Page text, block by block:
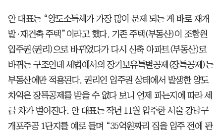
안 대표는 “양도소득세가 가장 많이 문제 되는 게 바로 재개
발·재건축 주택”이라고 했다. 기존 주택(부동산)이 조합원
입주권(권리)으로 바뀌었다가 다시 신축 아파트(부동산)로
바뀌는 구조인데 세법에서의 장기보유특별공제(장특공제)는
부동산에만 적용된다. 권리인 입주권 상태에서 발생한 양도
차익은 장특공제를 받을 수 없다 보니 언제 파는지에 따라 세
금 차가 벌어진다. 안 대표는 작년 11월 입주한 서울 강남구
개포주공 1단지를 예로 들며 “35억원짜리 집을 입주 전에 판